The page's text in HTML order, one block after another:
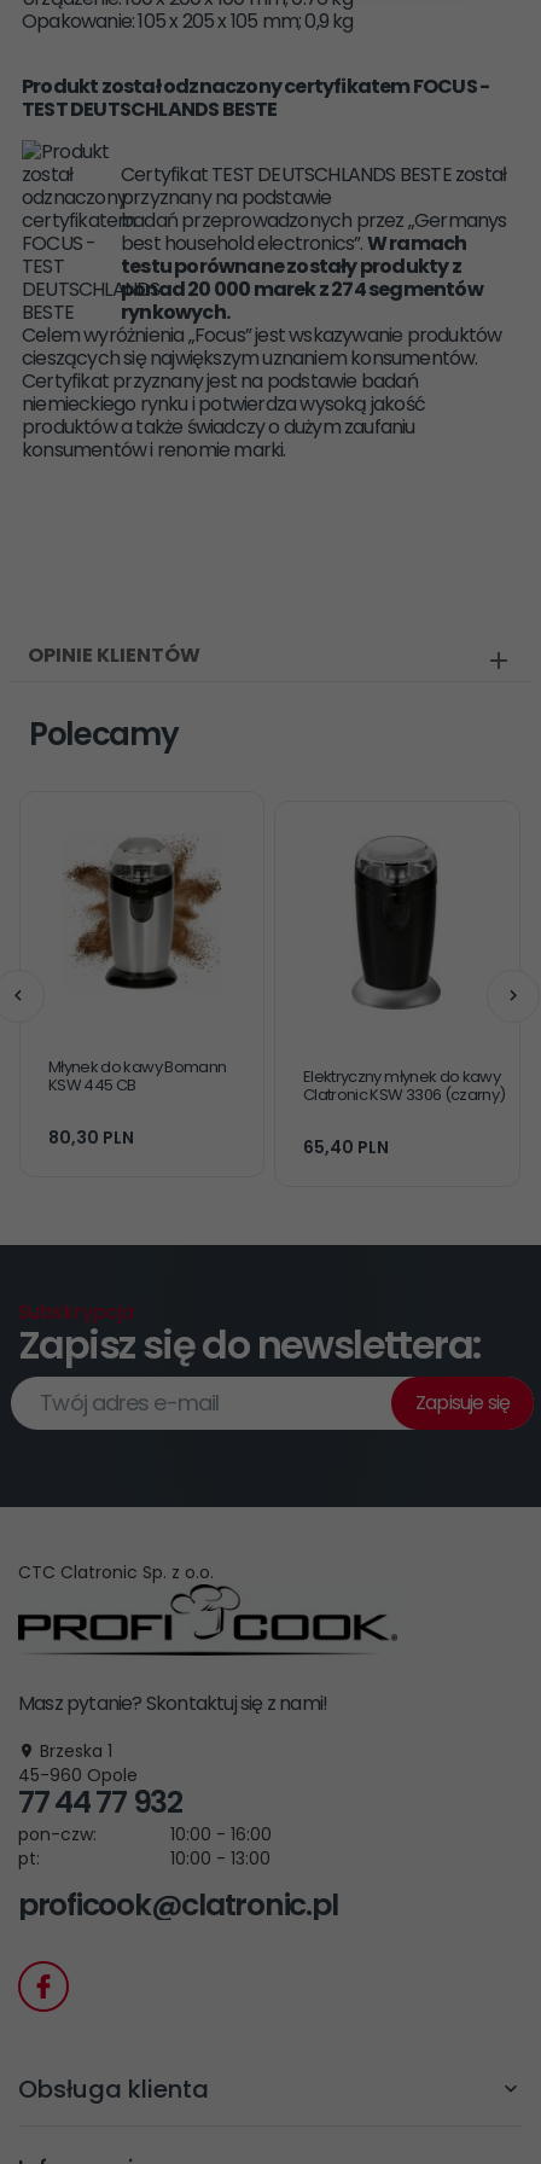
Opakowanie: 105 x 205 x 105 mm; 0,9 kg
Produkt został odznaczony certyfikatem FOCUS -
TEST DEUTSCHLANDS BESTE
Certyfikat TEST DEUTSCHLANDS BESTE został
przyznany na podstawie
badań przeprowadzonych przez „Germanys
best household electronics”.W ramach
testu porównane zostały produkty z
ponad 20 000 marek z 274 segmentów
rynkowych.
Celem wyróżnienia „Focus” jest wskazywanie produktów
cieszących się największym uznaniem konsumentów.
Certyfikat przyznany jest na podstawie badań
niemieckiego rynku i potwierdza wysoką jakość
produktów a także świadczy o dużym zaufaniu
konsumentów i renomie marki.
OPINIE KLIENTÓW
Polecamy
Młynek do kawy Bomann
KSW 445 CB
80,30 PLN
Elektryczny młynek do kawy
Clatronic KSW 3306 (czarny)
65,40 PLN
Subskrypcja
Zapisz się do newslettera:
Twój adres e-mail Zapisuje się
CTC Clatronic Sp. z o.o.
Masz pytanie? Skontaktuj się z nami!
Brzeska 1
45-960 Opole
77 44 77 932
pon-czw:
10:00 - 16:00
pt:
10:00 - 13:00
proficook@clatronic.pl
Obsługa klienta